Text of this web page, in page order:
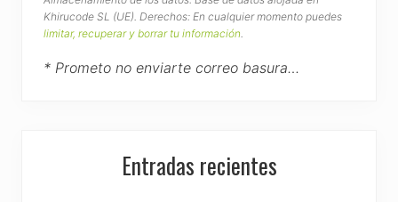
Khirucode SL (UE). Derechos: En cualquier momento puedes
limitar, recuperar y borrar tu información.
* Prometo no enviarte correo basura…
Entradas recientes